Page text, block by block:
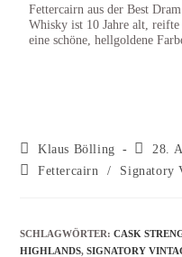
Fettercairn aus der Best
Whisky ist 10 Jahre alt,
eine schöne, hellgoldene
Klaus Bölling
28.
Fettercairn
/ Signatory
SCHLAGWÖRTER:CASK
HIGHLANDS, SIGNATORY